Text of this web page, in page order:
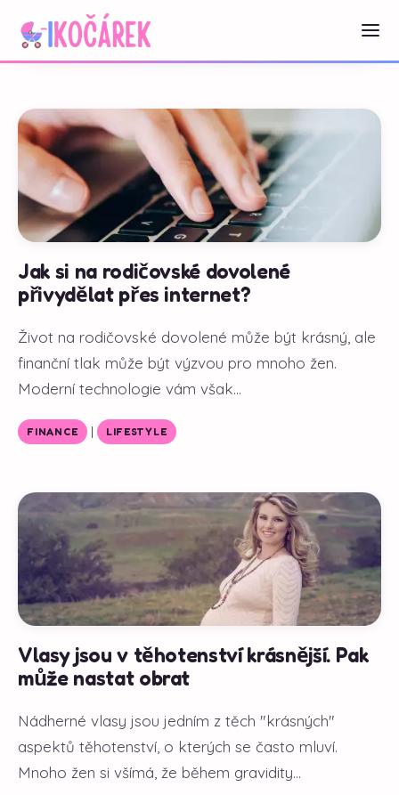
Jak si na rodičovské dovolené
přivydělat přes internet?
Život na rodičovské dovolené může být krásný, ale
finanční tlak může být výzvou pro mnoho žen.
Moderní technologie vám však...
FINANCE | LIFESTYLE
Vlasy jsou v těhotenství krásnější. Pak
může nastat obrat
Nádherné vlasy jsou jedním z těch "krásných"
aspektů těhotenství, o kterých se často mluví.
Mnoho žen si všímá, že během gravidity...